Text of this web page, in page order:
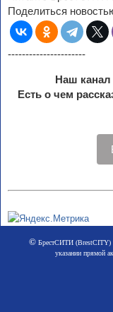
Поделиться
----------------------
Наш канал
Есть о чем
©БрестСИТИ (BrestCITY)
указании прямой